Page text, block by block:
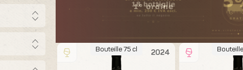
2024
Bouteille 75 cl